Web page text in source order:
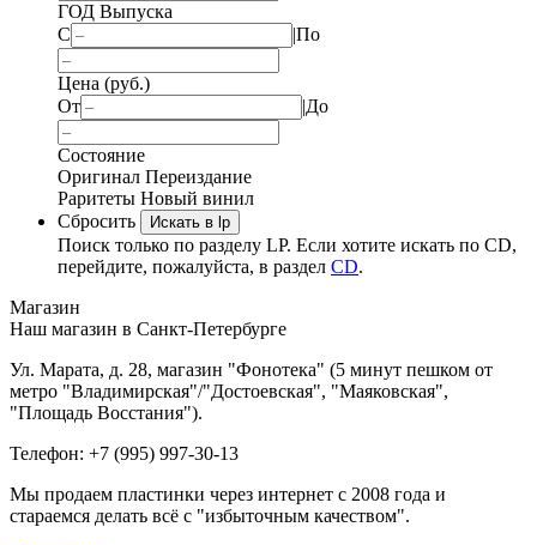
ГОД Выпуска
С
|По
Цена (руб.)
От
|До
Состояние
Оригинал Переиздание
Раритеты Новый винил
Сбросить
Искать в lp
Поиск только по разделу LP. Если хотите искать по CD,
перейдите, пожалуйста, в раздел CD.
Магазин
Наш магазин в Санкт-Петербурге
Ул. Марата, д. 28, магазин "Фонотека" (5 минут пешком от
метро "Владимирская"/"Достоевская", "Маяковская",
"Площадь Восстания").
Телефон: +7 (995) 997-30-13
Мы продаем пластинки через интернет c 2008 года и
стараемся делать всё с "избыточным качеством".